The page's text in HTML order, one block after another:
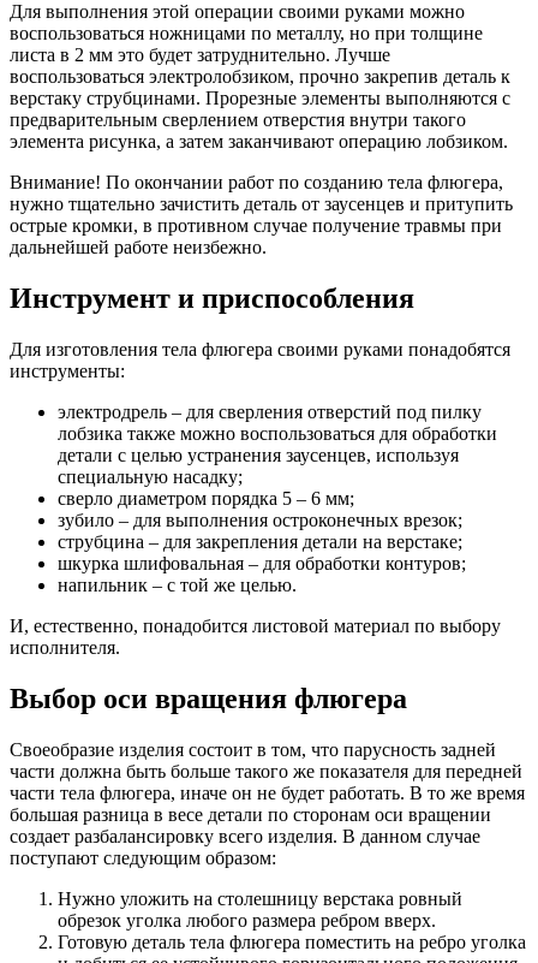
Для выполнения этой операции своими руками можно
воспользоваться ножницами по металлу, но при толщине
листа в 2 мм это будет затруднительно. Лучше
воспользоваться электролобзиком, прочно закрепив деталь к
верстаку струбцинами. Прорезные элементы выполняются с
предварительным сверлением отверстия внутри такого
элемента рисунка, а затем заканчивают операцию лобзиком.
Внимание! По окончании работ по созданию тела флюгера,
нужно тщательно зачистить деталь от заусенцев и притупить
острые кромки, в противном случае получение травмы при
дальнейшей работе неизбежно.
Инструмент и приспособления
Для изготовления тела флюгера своими руками понадобятся
инструменты:
электродрель – для сверления отверстий под пилку
лобзика также можно воспользоваться для обработки
детали с целью устранения заусенцев, используя
специальную насадку;
сверло диаметром порядка 5 – 6 мм;
зубило – для выполнения остроконечных врезок;
струбцина – для закрепления детали на верстаке;
шкурка шлифовальная – для обработки контуров;
напильник – с той же целью.
И, естественно, понадобится листовой материал по выбору
исполнителя.
Выбор оси вращения флюгера
Своеобразие изделия состоит в том, что парусность задней
части должна быть больше такого же показателя для передней
части тела флюгера, иначе он не будет работать. В то же время
большая разница в весе детали по сторонам оси вращении
создает разбалансировку всего изделия. В данном случае
поступают следующим образом:
Нужно уложить на столешницу верстака ровный
обрезок уголка любого размера ребром вверх.
Готовую деталь тела флюгера поместить на ребро уголка